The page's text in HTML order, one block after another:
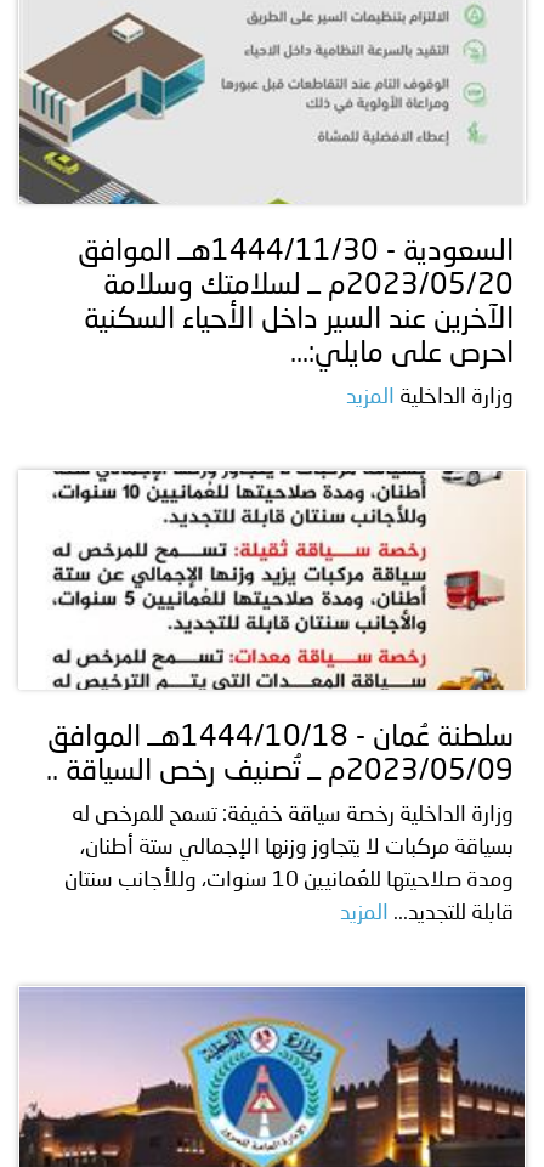
السعودية - 1444/11/30هــ الموافق
2023/05/20م ــ لسلامتك وسلامة
الآخرين عند السير داخل الأحياء السكنية
احرص على مايلي:...
وزارة الداخلية المزيد
سلطنة عُمان - 1444/10/18هــ الموافق
2023/05/09م ــ تُصنيف رخص السياقة ..
وزارة الداخلية رخصة سياقة خفيفة: تسمح للمرخص له
بسياقة مركبات لا يتجاوز وزنها الإجمالي ستة أطنان،
ومدة صلاحيتها للعُمانيين 10 سنوات، وللأجانب سنتان
قابلة للتجديد...
المزيد